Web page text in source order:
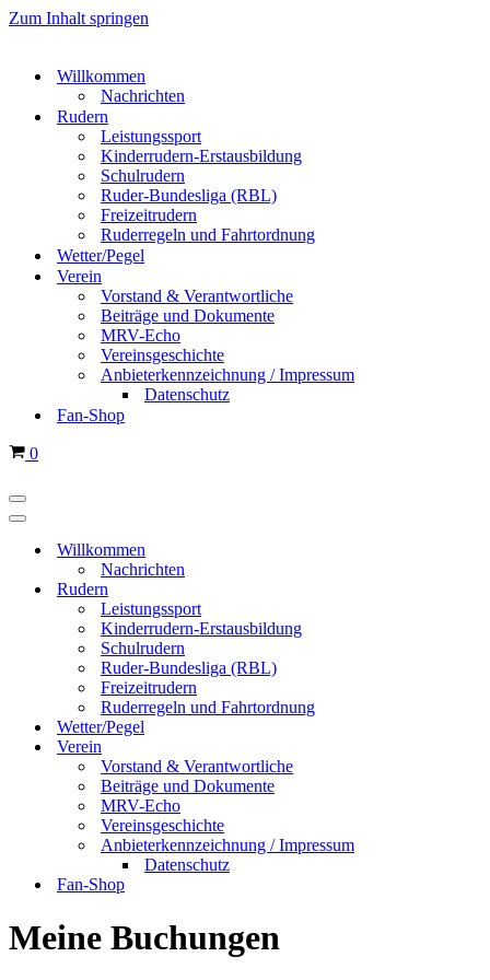
Zum Inhalt springen
Willkommen
Nachrichten
Rudern
Leistungssport
Kinderrudern-Erstausbildung
Schulrudern
Ruder-Bundesliga (RBL)
Freizeitrudern
Ruderregeln und Fahrtordnung
Wetter/Pegel
Verein
Vorstand & Verantwortliche
Beiträge und Dokumente
MRV-Echo
Vereinsgeschichte
Anbieterkennzeichnung / Impressum
Datenschutz
Fan-Shop
Warenkorb
0
Navigationsmenü
Navigationsmenü
Willkommen
Nachrichten
Rudern
Leistungssport
Kinderrudern-Erstausbildung
Schulrudern
Ruder-Bundesliga (RBL)
Freizeitrudern
Ruderregeln und Fahrtordnung
Wetter/Pegel
Verein
Vorstand & Verantwortliche
Beiträge und Dokumente
MRV-Echo
Vereinsgeschichte
Anbieterkennzeichnung / Impressum
Datenschutz
Fan-Shop
Meine Buchungen